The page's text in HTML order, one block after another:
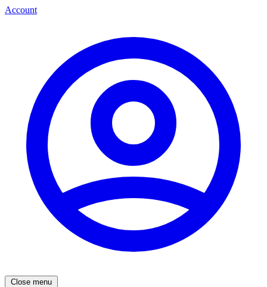
Account
Close menu